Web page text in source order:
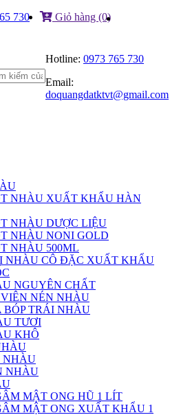
730 Giỏ hàng (0)
Hotline: 0973 765 730
Email:
doquangdatktvt@gmail.com
NHÀU XUẤT KHẨU HÀN
NHÀU DƯỢC LIỆU
NHÀU NONI GOLD
NHÀU 500ML
NHÀU CÔ ĐẶC XUẤT KHẨU
NGUYÊN CHẤT
NÉN NHÀU
BÓP TRÁI NHÀU
TƯƠI
KHÔ
NHÀU
NHÀU
MẬT ONG HŨ 1 LÍT
MẬT ONG XUẤT KHẨU 1